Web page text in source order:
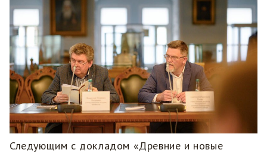
Следующим с докладом «Древние и новые